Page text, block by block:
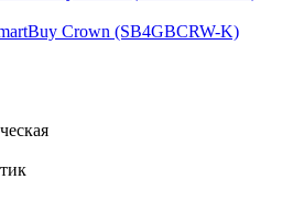
Crown (SB4GBCRW-K)